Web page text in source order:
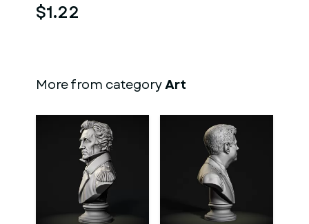
$1.22
More from categoryArt